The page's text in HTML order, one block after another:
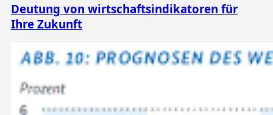
Deutung von wirtschaftsindikatoren für
Ihre Zukunft